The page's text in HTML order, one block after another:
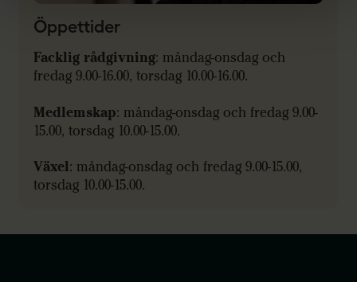
Öppettider
Facklig rådgivning: måndag-onsdag och
fredag 9.00-16.00, torsdag 10.00-16.00.
Medlemskap: måndag-onsdag och fredag 9.00-
15.00, torsdag 10.00-15.00.
Växel: måndag-onsdag och fredag 9.00-15.00,
torsdag 10.00-15.00.